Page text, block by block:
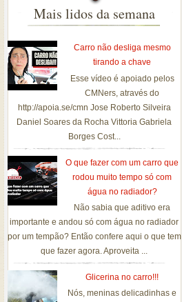
Mais lidos da semana
Carro não desliga mesmo
tirando a chave
Esse vídeo é apoiado pelos
CMNers, através do
http://apoia.se/cmn Jose Roberto Silveira
Daniel Soares da Rocha Vittoria Gabriela
Borges Cost...
O que fazer com um carro que
rodou muito tempo só com
água no radiador?
Não sabia que aditivo era
importante e andou só com água no radiador
por um tempão? Então confere aqui o que tem
que fazer agora. Aproveita ...
Glicerina no carro!!!
Nós, meninas delicadinhas e